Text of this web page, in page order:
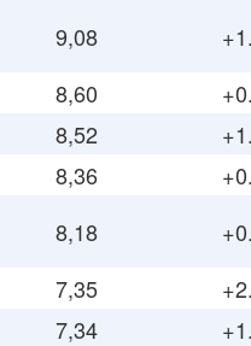
9,08
8,60
8,52
8,36
8,18
7,35
7,34